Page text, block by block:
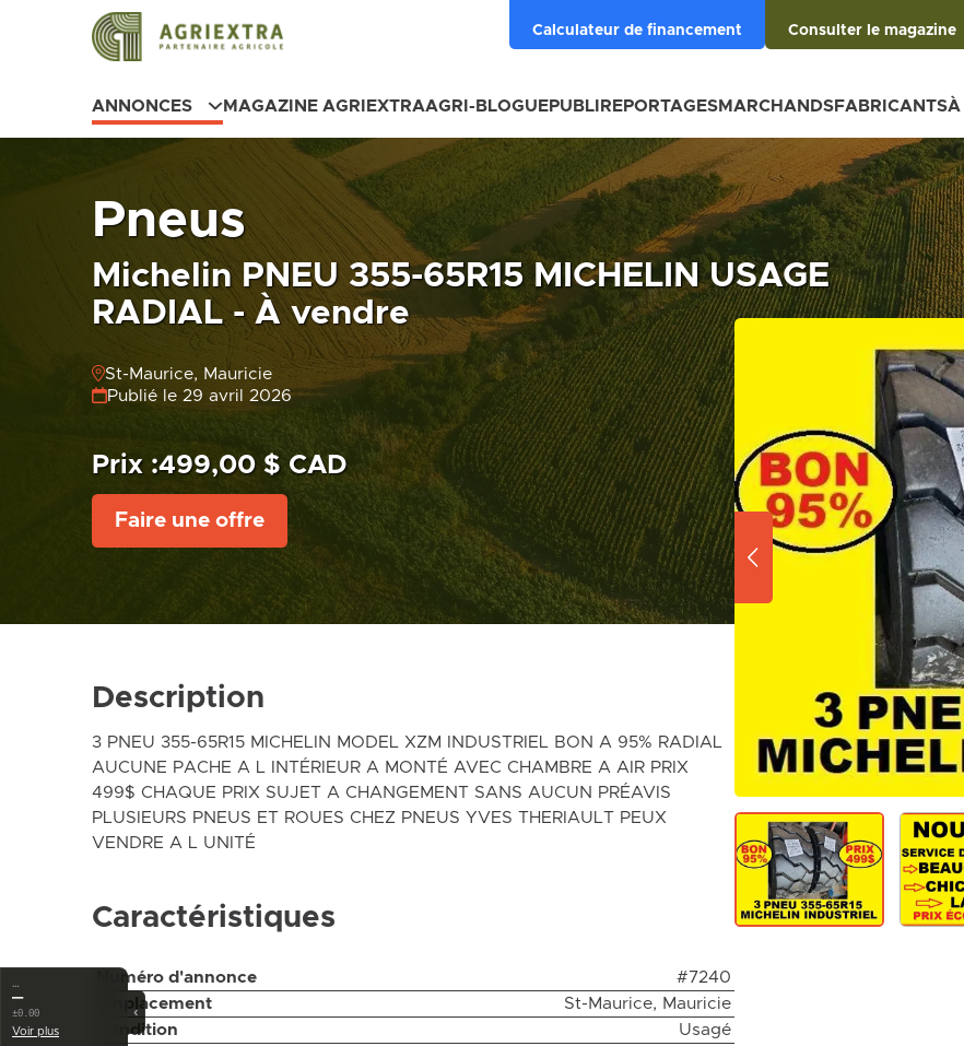
Calculateur de financement Consulter le magazine
ANNONCES MAGAZINE AGRIEXTRAAGRI-BLOGUEPUBLIREPORTAGESMARCHANDSFABRICANTSÀ
Pneus
Michelin PNEU 355-65R15 MICHELIN USAGE
RADIAL - À vendre
St-Maurice, Mauricie
Publié le 29 avril 2026
Prix :499,00 $ CAD
Faire une offre
Description
3 PNEU 355-65R15 MICHELIN MODEL XZM INDUSTRIEL BON A 95% RADIAL
AUCUNE PACHE A L INTÉRIEUR A MONTÉ AVEC CHAMBRE A AIR PRIX
499$ CHAQUE PRIX SUJET A CHANGEMENT SANS AUCUN PRÉAVIS
PLUSIEURS PNEUS ET ROUES CHEZ PNEUS YVES THERIAULT PEUX
VENDRE A L UNITÉ
Caractéristiques
Numéro d'annonce
#7240
Emplacement
St-Maurice, Mauricie
Condition
Usagé
‹
…
—
±0.00
Voir plus